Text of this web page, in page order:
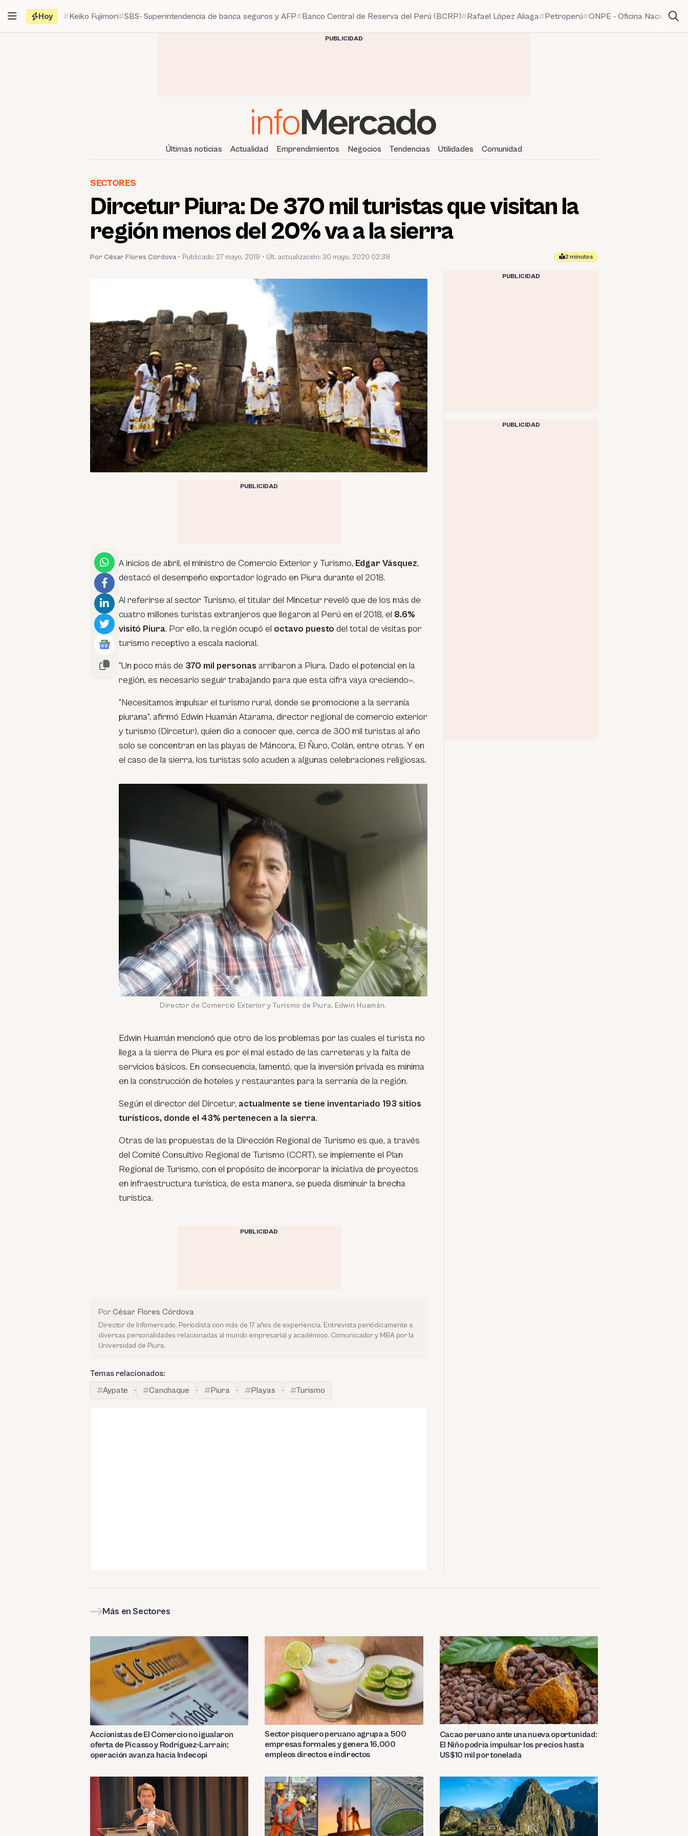
contenido
Hoy Keiko Fujimori SBS- Superintendencia de banca seguros y AFP Banco Central de Reserva del Perú (BCRP) Rafael López Aliaga Petroperú ONPE - Oficina Nacional
PUBLICIDAD
Últimas noticias Actualidad Emprendimientos Negocios Tendencias Utilidades Comunidad
SECTORES
Dircetur Piura: De 370 mil turistas que visitan la
región menos del 20% va a la sierra
Por César Flores Córdova • Publicado: 27 mayo, 2019 • Últ. actualización: 30 mayo, 2020 02:38 2 minutos
PUBLICIDAD
A inicios de abril, el ministro de Comercio Exterior y Turismo, Edgar Vásquez,
destacó el desempeño exportador logrado en Piura durante el 2018.
Al referirse al sector Turismo, el titular del Mincetur reveló que de los más de
cuatro millones turistas extranjeros que llegaron al Perú en el 2018, el 8.6%
visitó Piura. Por ello, la región ocupó el octavo puesto del total de visitas por
turismo receptivo a escala nacional.
“Un poco más de 370 mil personas arribaron a Piura. Dado el potencial en la
región, es necesario seguir trabajando para que esta cifra vaya creciendo».
“Necesitamos impulsar el turismo rural, donde se promocione a la serranía
piurana”, afirmó Edwin Huamán Atarama, director regional de comercio exterior
y turismo (Dircetur), quien dio a conocer que, cerca de 300 mil turistas al año
solo se concentran en las playas de Máncora, El Ñuro, Colán, entre otras. Y en
el caso de la sierra, los turistas solo acuden a algunas celebraciones religiosas.
Director de Comercio Exterior y Turismo de Piura, Edwin Huamán.
Edwin Huamán mencionó que otro de los problemas por las cuales el turista no
llega a la sierra de Piura es por el mal estado de las carreteras y la falta de
servicios básicos. En consecuencia, lamentó, que la inversión privada es mínima
en la construcción de hoteles y restaurantes para la serranía de la región.
Según el director del Dircetur, actualmente se tiene inventariado 193 sitios
turísticos, donde el 43% pertenecen a la sierra.
Otras de las propuestas de la Dirección Regional de Turismo es que, a través
del Comité Consultivo Regional de Turismo (CCRT), se implemente el Plan
Regional de Turismo, con el propósito de incorporar la iniciativa de proyectos
en infraestructura turística, de esta manera, se pueda disminuir la brecha
turística.
PUBLICIDAD
Por César Flores Córdova
Director de Infomercado. Periodista con más de 17 años de experiencia. Entrevista periódicamente a
diversas personalidades relacionadas al mundo empresarial y académico. Comunicador y MBA por la
Universidad de Piura.
Temas relacionados:
Aypate
· Canchaque · Piura · Playas · Turismo
PUBLICIDAD
PUBLICIDAD
Más en Sectores
Accionistas de El Comercio no igualaron
oferta de Picasso y Rodríguez-Larraín;
operación avanza hacia Indecopi
Sector pisquero peruano agrupa a 500
empresas formales y genera 16,000
empleos directos e indirectos
Cacao peruano ante una nueva oportunidad:
El Niño podría impulsar los precios hasta
US$10 mil por tonelada